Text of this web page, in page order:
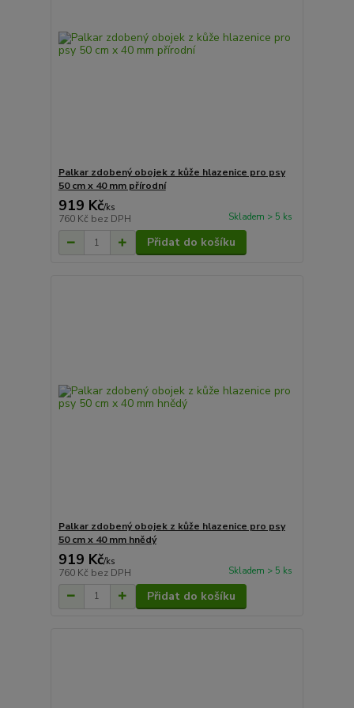
Palkar zdobený obojek z kůže hlazenice pro psy
50 cm x 40 mm přírodní
919 Kč/ks
760 Kč bez DPH Skladem > 5 ks
Přidat do košíku
Palkar zdobený obojek z kůže hlazenice pro psy
50 cm x 40 mm hnědý
919 Kč/ks
760 Kč bez DPH Skladem > 5 ks
Přidat do košíku